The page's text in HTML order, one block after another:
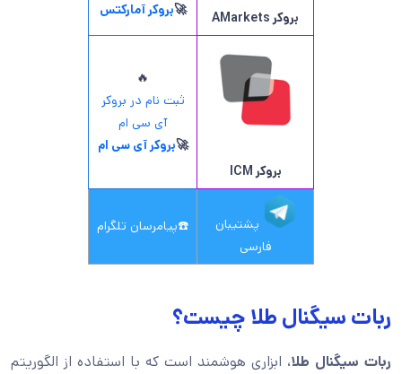
بروکر AMarkets
🚀بروکر آمارکتس
بروکر ICM
🔥
ثبت نام در بروکر
آی سی ام
🚀بروکر آی سی ام
پشتیبان
فارسی
☎️پیامرسان تلگرام
ربات سیگنال طلا چیست؟
ربات سیگنال طلا، ابزاری هوشمند است که با استفاده از الگوریتم